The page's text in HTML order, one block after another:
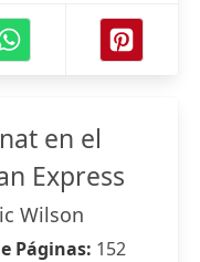
en el
Express
Wilson
Páginas: 152